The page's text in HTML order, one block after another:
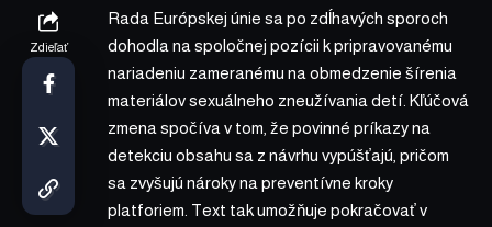
Zdieľať
Rada Európskej únie sa po zdĺhavých sporoch
dohodla na spoločnej pozícii k pripravovanému
nariadeniu zameranému na obmedzenie šírenia
materiálov sexuálneho zneužívania detí. Kľúčová
zmena spočíva v tom, že povinné príkazy na
detekciu obsahu sa z návrhu vypúšťajú, pričom
sa zvyšujú nároky na preventívne kroky
platforiem. Text tak umožňuje pokračovať v